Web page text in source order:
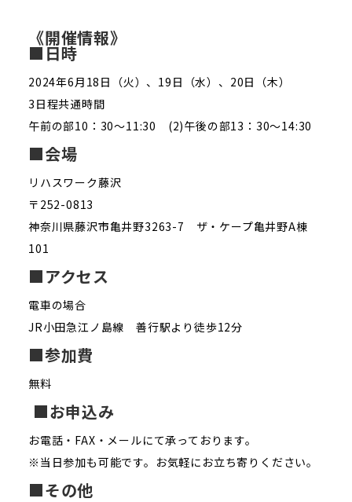
《開催情報》
■日時
2024年6月18日（火）、19日（水）、20日（木）
3日程共通時間
午前の部10：30～11:30 (2)午後の部13：30～14:30
■会場
リハスワーク藤沢
〒252-0813
神奈川県藤沢市亀井野3263-7 ザ・ケープ亀井野A棟
101
■アクセス
電車の場合
JR小田急江ノ島線 善行駅より徒歩12分
■参加費
無料
■お申込み
お電話・FAX・メールにて承っております。
※当日参加も可能です。お気軽にお立ち寄りください。
■その他